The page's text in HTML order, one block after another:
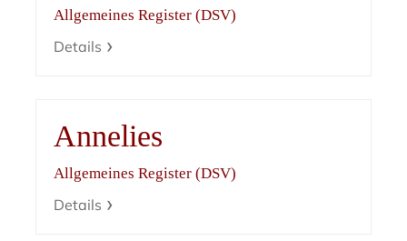
Allgemeines Register (DSV)
Details
Annelies
Allgemeines Register (DSV)
Details